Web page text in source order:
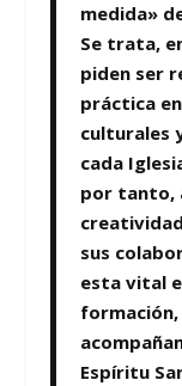
medida»
Se trata,
piden ser
práctica
culturales
cada
por tanto,
sus
esta vital
formación,
Espíritu